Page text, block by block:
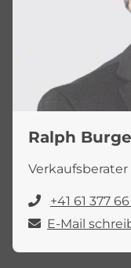
Ralph
Verkaufsberater
+41 61 377 66
E-Mail